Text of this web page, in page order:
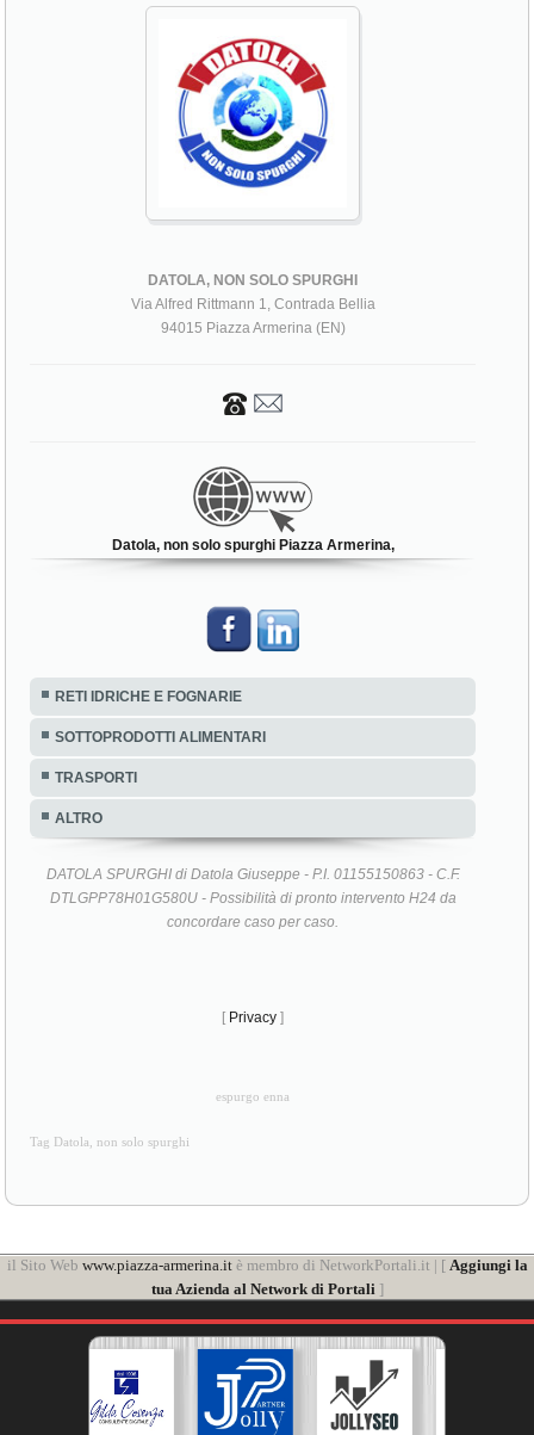
DATOLA, NON SOLO SPURGHI
Via Alfred Rittmann 1, Contrada Bellia
94015 Piazza Armerina (EN)
Datola, non solo spurghi Piazza Armerina,
RETI IDRICHE E FOGNARIE
SOTTOPRODOTTI ALIMENTARI
TRASPORTI
ALTRO
DATOLA SPURGHI di Datola Giuseppe - P.I. 01155150863 - C.F.
DTLGPP78H01G580U - Possibilità di pronto intervento H24 da
concordare caso per caso.
[ Privacy ]
espurgo enna
Tag Datola, non solo spurghi
il Sito Web www.piazza-armerina.itè membro di NetworkPortali.it | [ Aggiungi la
tua Azienda al Network di Portali ]